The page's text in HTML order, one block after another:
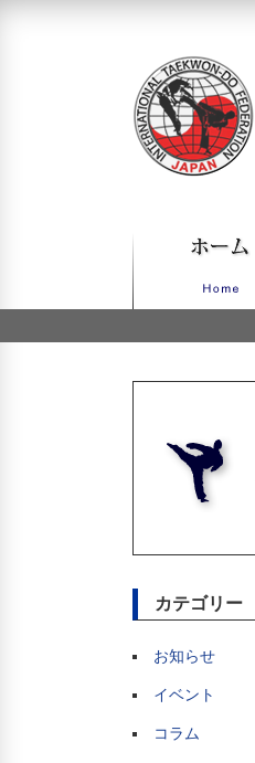
カテゴリー
お知らせ
イベント
コラム